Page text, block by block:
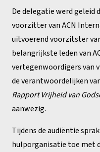
De delegatie werd geleid
voorzitter van ACN
uitvoerend voorzitster
belangrijkste leden van
vertegenwoordigers van
de verantwoordelijken
Rapport Vrijheid van
aanwezig.
Tijdens de audiëntie
hulporganisatie toe met